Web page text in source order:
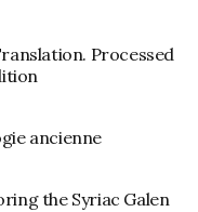
Processed
ancienne
the Syriac Galen